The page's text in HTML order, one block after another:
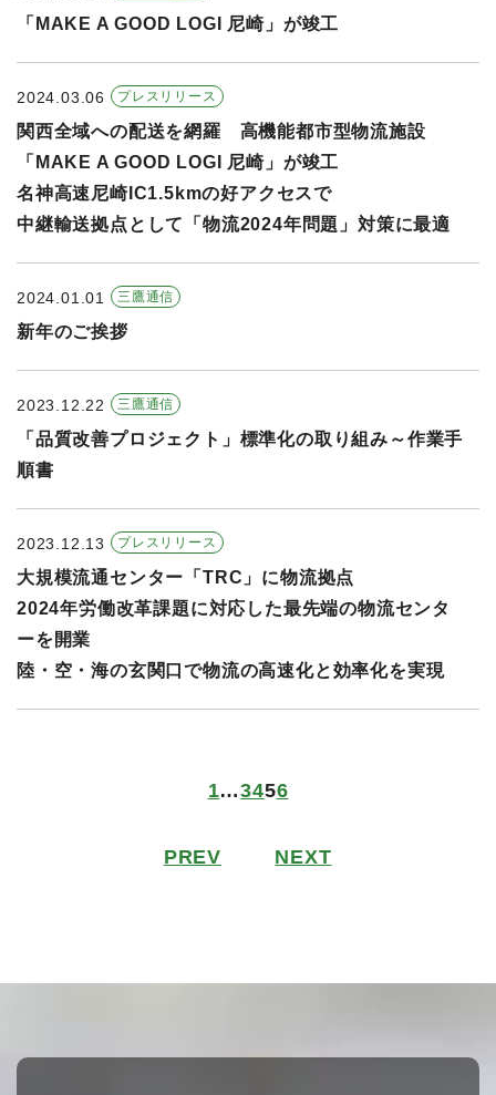
「MAKE A GOOD LOGI 尼崎」が竣工
2024.03.06 プレスリリース
関西全域への配送を網羅 高機能都市型物流施設
「MAKE A GOOD LOGI 尼崎」が竣工
名神高速尼崎IC1.5kmの好アクセスで
中継輸送拠点として「物流2024年問題」対策に最適
2024.01.01 三鷹通信
新年のご挨拶
2023.12.22 三鷹通信
「品質改善プロジェクト」標準化の取り組み～作業手
順書
2023.12.13 プレスリリース
大規模流通センター「TRC」に物流拠点
2024年労働改革課題に対応した最先端の物流センタ
ーを開業
陸・空・海の玄関口で物流の高速化と効率化を実現
1…3456
PREV NEXT